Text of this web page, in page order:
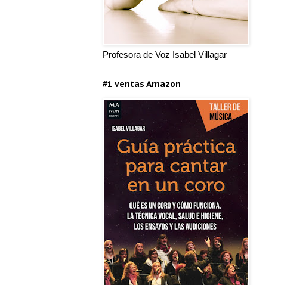
Profesora de Voz Isabel Villagar
#1 ventas Amazon